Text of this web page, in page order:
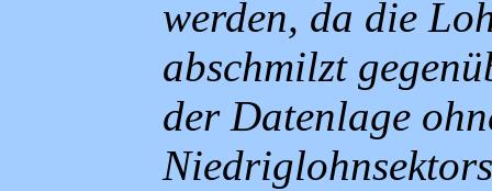
werden, da die
abschmilzt
der Datenlage